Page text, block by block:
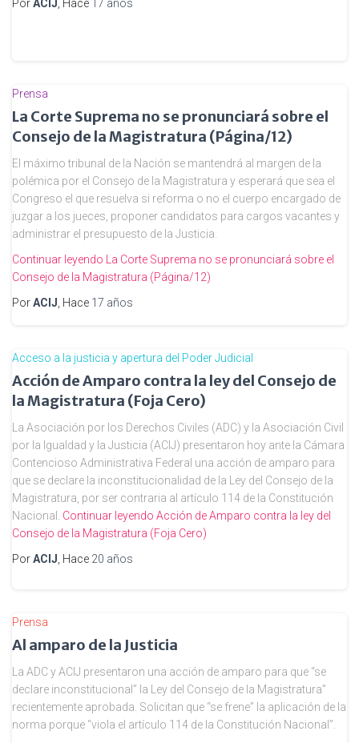
PorACIJ , Hace 17 años
Prensa
La Corte Suprema no se pronunciará sobre el
Consejo de la Magistratura (Página/12)
El máximo tribunal de la Nación se mantendrá al margen de la
polémica por el Consejo de la Magistratura y esperará que sea el
Congreso el que resuelva si reforma o no el cuerpo encargado de
juzgar a los jueces, proponer candidatos para cargos vacantes y
administrar el presupuesto de la Justicia.
Continuar leyendo La Corte Suprema no se pronunciará sobre el
Consejo de la Magistratura (Página/12)
PorACIJ , Hace 17 años
Acceso a la justicia y apertura del Poder Judicial
Acción de Amparo contra la ley del Consejo de
la Magistratura (Foja Cero)
La Asociación por los Derechos Civiles (ADC) y la Asociación Civil
por la Igualdad y la Justicia (ACIJ) presentaron hoy ante la Cámara
Contencioso Administrativa Federal una acción de amparo para
que se declare la inconstitucionalidad de la Ley del Consejo de la
Magistratura, por ser contraria al artículo 114 de la Constitución
Nacional. Continuar leyendo Acción de Amparo contra la ley del
Consejo de la Magistratura (Foja Cero)
PorACIJ , Hace 20 años
Prensa
Al amparo de la Justicia
La ADC y ACIJ presentaron una acción de amparo para que “se
declare inconstitucional” la Ley del Consejo de la Magistratura”
recientemente aprobada. Solicitan que “se frene” la aplicación de la
norma porque “viola el artículo 114 de la Constitución Nacional”.